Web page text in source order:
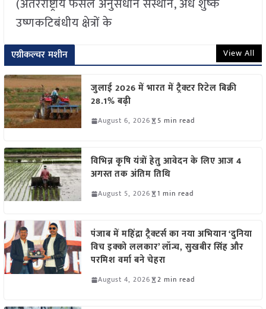
(अंतरराष्ट्रीय फसल अनुसंधान संस्थान, अर्ध शुष्क
उष्णकटिबंधीय क्षेत्रों के
एग्रीकल्चर मशीन View All
जुलाई 2026 में भारत में ट्रैक्टर रिटेल बिक्री
28.1% बढ़ी
August 6, 2026 5 min read
विभिन्न कृषि यंत्रों हेतु आवेदन के लिए आज 4
अगस्त तक अंतिम तिथि
August 5, 2026 1 min read
पंजाब में महिंद्रा ट्रैक्टर्स का नया अभियान ‘दुनिया
विच इक्को ललकार’ लॉन्च, सुखबीर सिंह और
परमिश वर्मा बने चेहरा
August 4, 2026 2 min read